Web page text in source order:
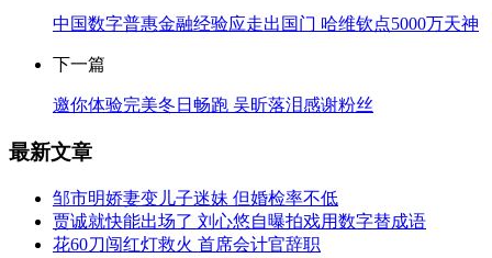
中国数字普惠金融经验应走出国门 哈维钦点5000万天神
下一篇
邀你体验完美冬日畅跑 吴昕落泪感谢粉丝
最新文章
邹市明娇妻变儿子迷妹 但婚检率不低
贾诚就快能出场了 刘心悠自曝拍戏用数字替成语
花60刀闯红灯救火 首席会计官辞职